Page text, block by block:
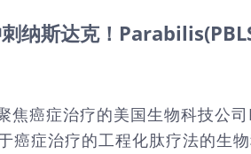
纳斯达克！
焦癌症治疗的美国生物科技
癌症治疗的工程化肽疗法的生